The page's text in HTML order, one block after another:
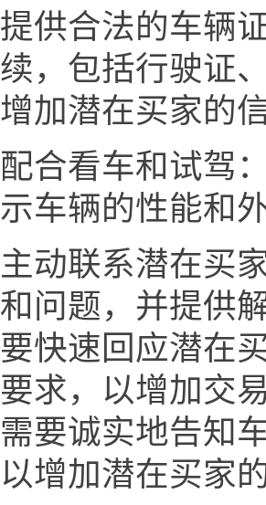
提供合法的车辆
续，包括行驶证
增加潜在买家的
配合看车和试驾
示车辆的性能和外
主动联系潜在买
和问题，并提供
要快速回应潜在
要求，以增加交
需要诚实地告知
以增加潜在买家